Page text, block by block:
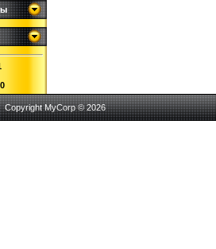
0
Copyright MyCorp © 2026